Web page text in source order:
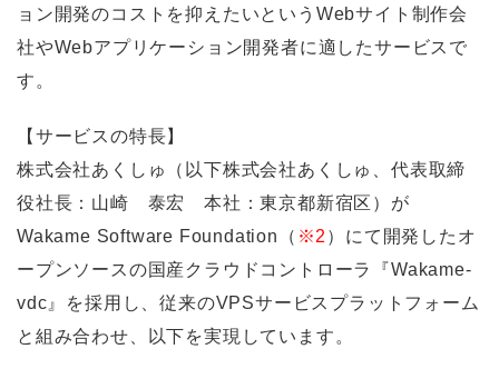
ョン開発のコストを抑えたいというWebサイト制作会
社やWebアプリケーション開発者に適したサービスで
す。
【サービスの特長】
株式会社あくしゅ（以下株式会社あくしゅ、代表取締
役社長：山崎 泰宏 本社：東京都新宿区）が
Wakame Software Foundation（ ※2 ）にて開発したオ
ープンソースの国産クラウドコントローラ『Wakame-
vdc』を採用し、従来のVPSサービスプラットフォーム
と組み合わせ、以下を実現しています。